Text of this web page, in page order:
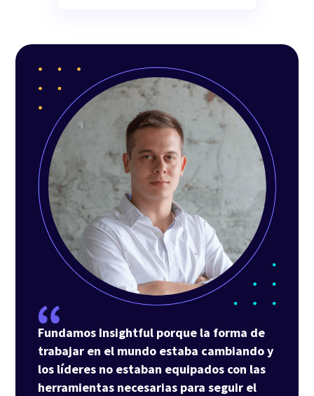
Fundamos Insightful porque la forma de
trabajar en el mundo estaba cambiando y
los líderes no estaban equipados con las
herramientas necesarias para seguir el